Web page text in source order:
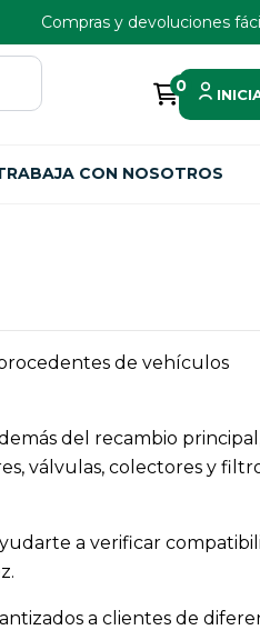
Compras y devoluciones
0
CON NOSOTROS
de vehículos
del recambio
válvulas, colectores y
a verificar
a clientes de